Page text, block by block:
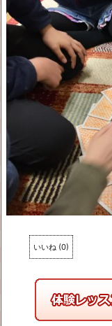
いいね (0)